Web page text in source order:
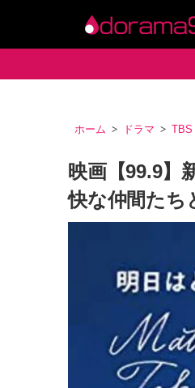
ホーム ドラマ TBS
映画【99.9】
快な仲間たち